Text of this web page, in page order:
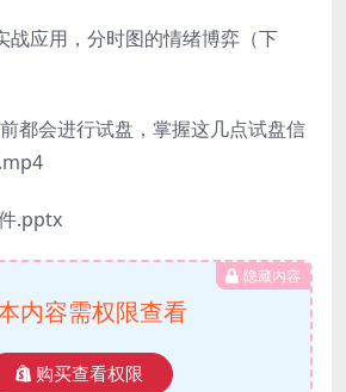
战应用，分时图的情绪博弈（下
都会进行试盘，掌握这几点试盘信
.pptx
隐藏内容
内容需权限查看
购买查看权限